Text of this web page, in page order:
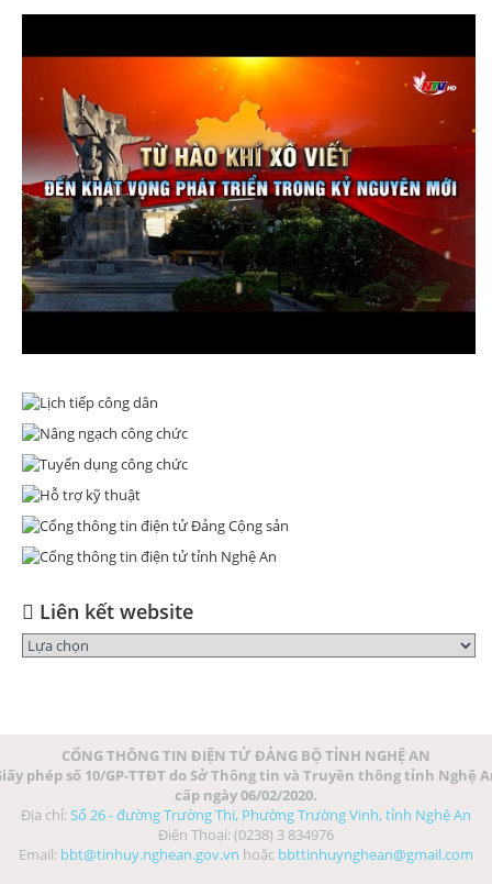
Liên kết website
CỔNG THÔNG TIN ĐIỆN TỬ ĐẢNG BỘ TỈNH NGHỆ AN
phép số 10/GP-TTĐT do Sở Thông tin và Truyền thông tỉnh Nghệ
cấp ngày 06/02/2020.
Địa chỉ: Số 26 - đường Trường Thi, Phường Trường Vinh, tỉnh Nghệ An
Điện Thoại: (0238) 3 834976
Email: bbt@tinhuy.nghean.gov.vn hoặc bbttinhuynghean@gmail.com